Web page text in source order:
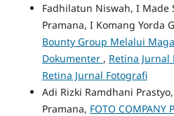
Fadhilatun Niswah, I Made
Pramana, I Komang Yorda
Bounty Group Melalui
Dokumenter , Retina Jurnal
Retina Jurnal Fotografi
Adi Rizki Ramdhani
Pramana, FOTO COMPANY